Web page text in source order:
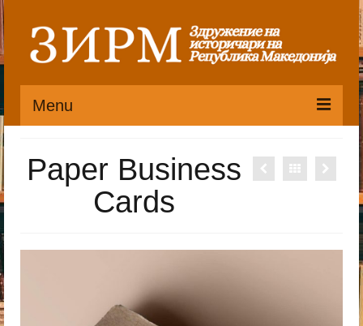
Menu
Органи
Претседателство
Статут
Пристапница
Paper Business
Cards